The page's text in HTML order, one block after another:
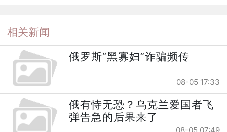
相关新闻
俄罗斯“黑寡妇”诈骗频传
08-05 17:33
俄有恃无恐？乌克兰爱国者飞
弹告急的后果来了